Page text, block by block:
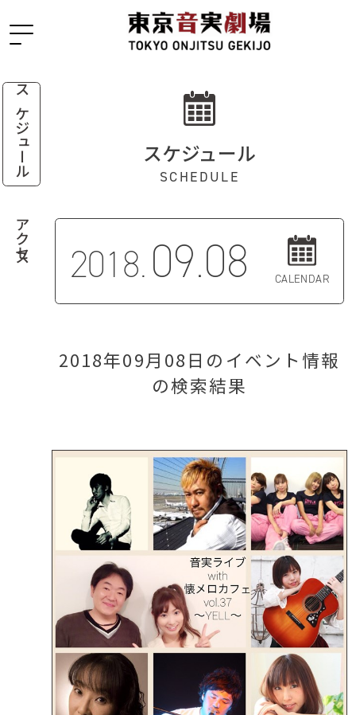
スケジュール
アクセス
スケジュール
SCHEDULE
2018.09.08 CALENDAR
2018年09月08日のイベント情報
の検索結果